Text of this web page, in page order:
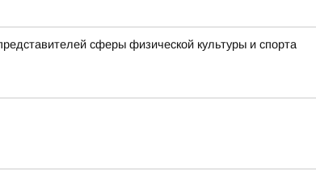
сферы физической культуры и спорта